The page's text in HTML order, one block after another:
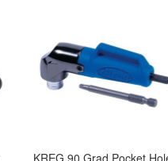
KREG 90 Grad Pocket